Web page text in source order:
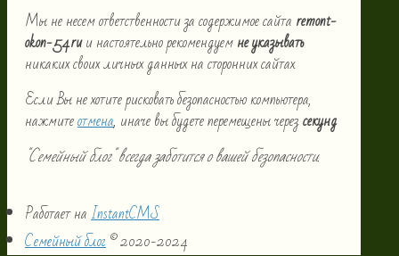
Мы не несем ответственности за содержимое сайтаremont-
okon-54.ruи настоятельно рекомендуемне указывать
никаких своих личных данных на сторонних сайтах.
Если Вы не хотите рисковать безопасностью компьютера,
нажмитеотмена, иначе вы будете перемещены черезсекунд
"Семейный блог" всегда заботится о вашей безопасности.
Работает наInstantCMS
Семейный блог© 2020-2024